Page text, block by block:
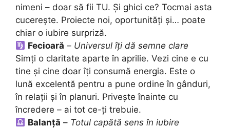
nimeni – doar să fii TU. Și ghici ce? Tocmai asta
cucerește. Proiecte noi, oportunități și… poate
chiar o iubire surpriză.
Fecioară – Universul îți dă semne clare
Simți o claritate aparte în aprilie. Vezi cine e cu
tine și cine doar îți consumă energia. Este o
lună excelentă pentru a pune ordine în gânduri,
în relații și în planuri. Privește înainte cu
încredere – ai tot ce-ți trebuie.
Balanță – Totul capătă sens în iubire